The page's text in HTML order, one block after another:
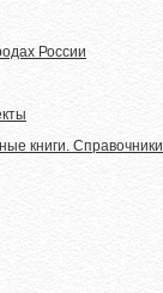
России
книги. Справочники